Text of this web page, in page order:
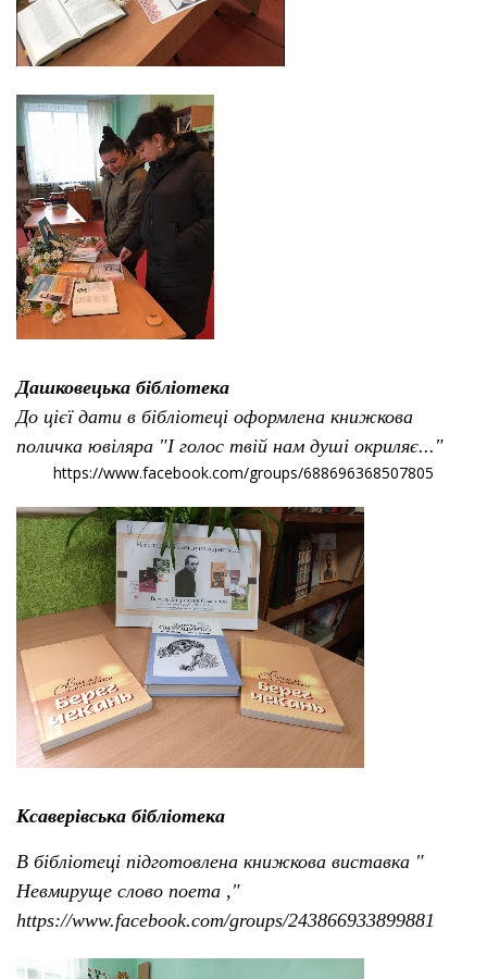
Дашковецька бібліотека
До цієї дати в бібліотеці оформлена книжкова
поличка ювіляра "І голос твій нам душі окриляє..."
https://www.facebook.com/groups/688696368507805
Ксаверівська бібліотека
В бібліотеці підготовлена книжкова виставка "
Невмируще слово поета ,"
https://www.facebook.com/groups/243866933899881